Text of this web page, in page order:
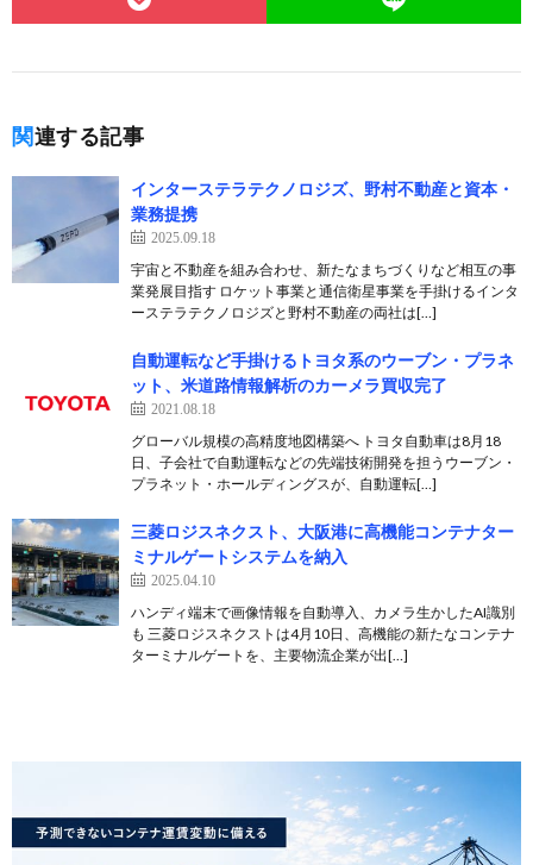
関連する記事
インターステラテクノロジズ、野村不動産と資本・
業務提携
2025.09.18
宇宙と不動産を組み合わせ、新たなまちづくりなど相互の事
業発展目指す ロケット事業と通信衛星事業を手掛けるインタ
ーステラテクノロジズと野村不動産の両社は[…]
自動運転など手掛けるトヨタ系のウーブン・プラネ
ット、米道路情報解析のカーメラ買収完了
2021.08.18
グローバル規模の高精度地図構築へ トヨタ自動車は8月18
日、子会社で自動運転などの先端技術開発を担うウーブン・
プラネット・ホールディングスが、自動運転[…]
三菱ロジスネクスト、大阪港に高機能コンテナター
ミナルゲートシステムを納入
2025.04.10
ハンディ端末で画像情報を自動導入、カメラ生かしたAI識別
も 三菱ロジスネクストは4月10日、高機能の新たなコンテナ
ターミナルゲートを、主要物流企業が出[…]